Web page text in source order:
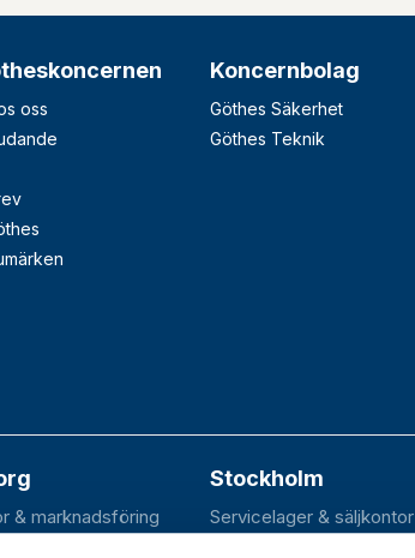
oss
Koncernbolag
Göthes Säkerhet
Göthes Teknik
& marknadsföring
Stockholm
Servicelager & säljkontor